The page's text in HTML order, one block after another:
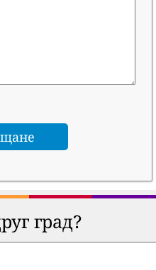
град?